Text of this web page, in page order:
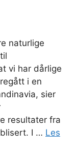
naturlige
vi har dårlige
i en
sier
resultater fra
I … Les